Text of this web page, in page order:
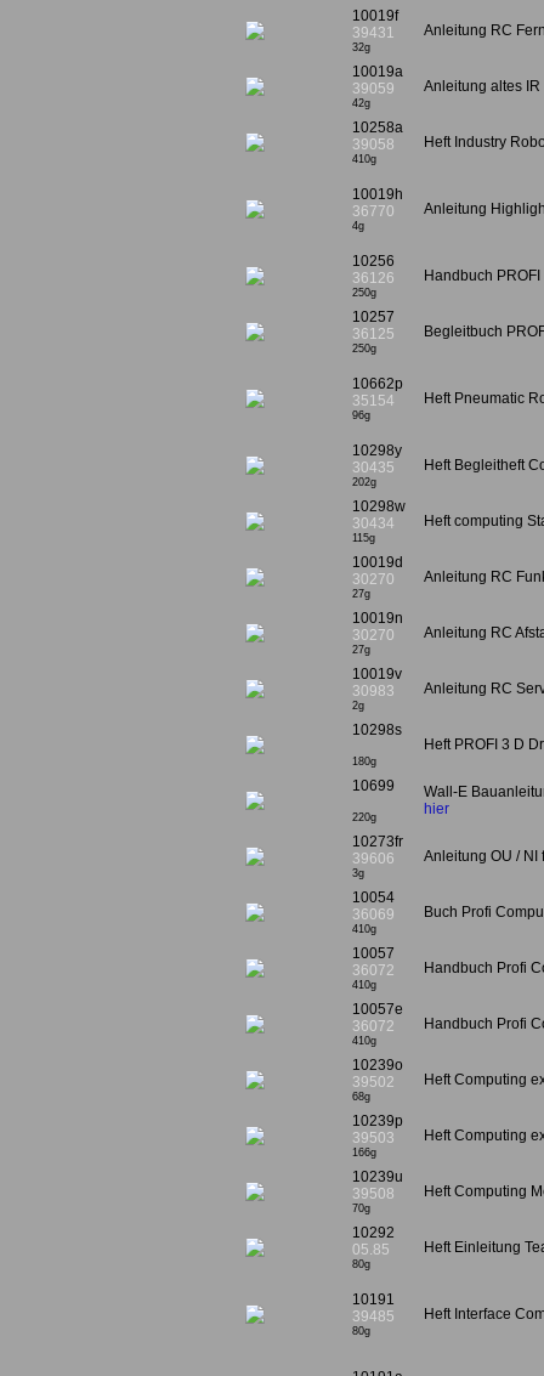
10019f
39431
32g
Anleitung RC
10019a
39059
42g
Anleitung altes
10258a
39058
410g
Heft Industry
10019h
36770
4g
Anleitung
10256
36126
250g
Handbuch
10257
36125
250g
Begleitbuch
10662p
35154
96g
Heft Pneumatic
10298y
30435
202g
Heft Begleitheft
10298w
30434
115g
Heft computing
10019d
30270
27g
Anleitung RC
10019n
30270
27g
Anleitung RC
10019v
30983
2g
Anleitung RC
10298s
180g
Heft PROFI 3 D
10699
220g
Wall-E
hier
10273fr
39606
3g
Anleitung OU / NI
10054
36069
410g
Buch Profi
10057
36072
410g
Handbuch Profi
10057e
36072
410g
Handbuch Profi
10239o
39502
68g
Heft Computing
10239p
39503
166g
Heft Computing
10239u
39508
70g
Heft Computing
10292
05.85
80g
Heft Einleitung
10191
39485
80g
Heft Interface